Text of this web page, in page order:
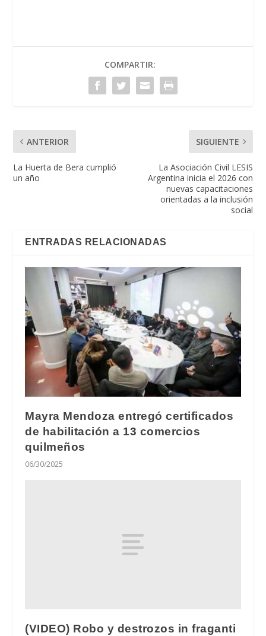
COMPARTIR:
ANTERIOR
La Huerta de Bera cumplió
un año
SIGUIENTE
La Asociación Civil LESIS
Argentina inicia el 2026 con
nuevas capacitaciones
orientadas a la inclusión
social
ENTRADAS RELACIONADAS
Mayra Mendoza entregó certificados
de habilitación a 13 comercios
quilmeños
06/30/2025
(VIDEO) Robo y destrozos in fraganti